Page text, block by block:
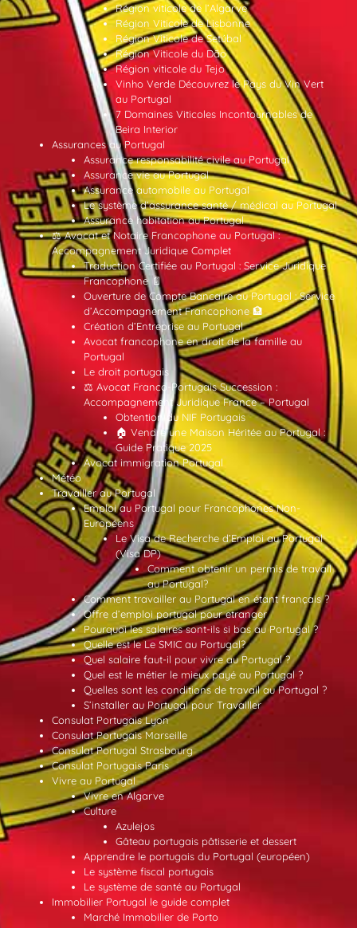
Région viticole de l’Algarve
Région Viticole de Lisbonne
Région Viticole de Setúbal
Région Viticole du Dão
Région viticole du Tejo
Vinho Verde Découvrez le Pays du Vin Vert
au Portugal
7 Domaines Viticoles Incontournables de
Beira Interior
Assurances au Portugal
Assurance responsabilité civile au Portugal
Assurance vie au Portugal
Assurance automobile au Portugal
Le système d’assurance santé / médical au Portugal
Assurance habitation au Portugal
⚖️ Avocat et Notaire Francophone au Portugal :
Accompagnement Juridique Complet
Traduction Certifiée au Portugal : Service Juridique
Francophone 📄
Ouverture de Compte Bancaire au Portugal : Service
d’Accompagnement Francophone 🏦
Création d’Entreprise au Portugal
Avocat francophone en droit de la famille au
Portugal
Le droit portugais
⚖️ Avocat Franco-Portugais Succession :
Accompagnement Juridique France – Portugal
Obtention du NIF Portugais
🏠 Vendre une Maison Héritée au Portugal :
Guide Pratique 2025
Avocat immigration Portugal
Météo
Travailler au Portugal
Emploi au Portugal pour Francophones Non-
Européens
Le Visa de Recherche d’Emploi au Portugal
(Visa DP)
Comment obtenir un permis de travail
au Portugal?
Comment travailler au Portugal en étant français ?
Offre d’emploi portugal pour etranger
Pourquoi les salaires sont-ils si bas au Portugal ?
Quelle est le Le SMIC au Portugal?
Quel salaire faut-il pour vivre au Portugal ?
Quel est le métier le mieux payé au Portugal ?
Quelles sont les conditions de travail au Portugal ?
S’installer au Portugal pour Travailler
Consulat Portugais Lyon
Consulat Portugais Marseille
Consulat Portugal Strasbourg
Consulat Portugais Paris
Vivre au Portugal
Vivre en Algarve
Culture
Azulejos
Gâteau portugais pâtisserie et dessert
Apprendre le portugais du Portugal (européen)
Le système fiscal portugais
Le système de santé au Portugal
Immobilier Portugal le guide complet
Marché Immobilier de Porto